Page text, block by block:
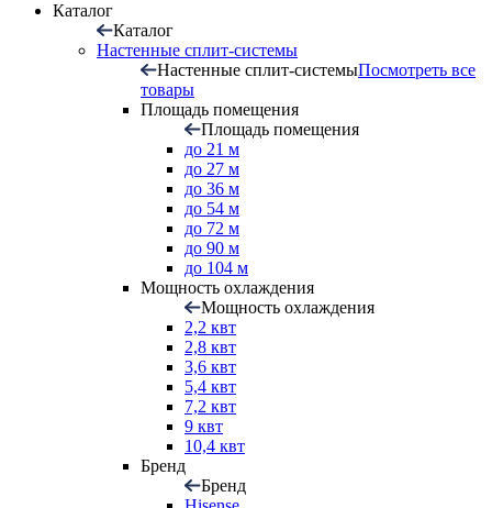
Каталог
Каталог
Настенные сплит-системы
Настенные сплит-системыПосмотреть все
товары
Площадь помещения
Площадь помещения
до 21 м
до 27 м
до 36 м
до 54 м
до 72 м
до 90 м
до 104 м
Мощность охлаждения
Мощность охлаждения
2,2 квт
2,8 квт
3,6 квт
5,4 квт
7,2 квт
9 квт
10,4 квт
Бренд
Бренд